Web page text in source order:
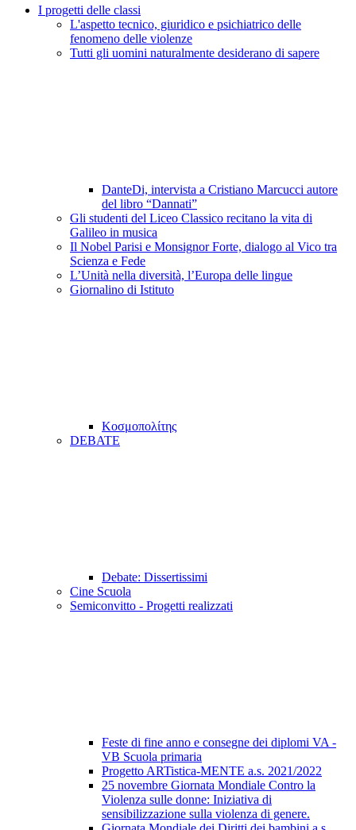
I progetti delle classi
L'aspetto tecnico, giuridico e psichiatrico delle
fenomeno delle violenze
Tutti gli uomini naturalmente desiderano di sapere
DanteDi, intervista a Cristiano Marcucci autore
del libro “Dannati”
Gli studenti del Liceo Classico recitano la vita di
Galileo in musica
Il Nobel Parisi e Monsignor Forte, dialogo al Vico tra
Scienza e Fede
L’Unità nella diversità, l’Europa delle lingue
Giornalino di Istituto
Κοσμοπολίτης
DEBATE
Debate: Dissertissimi
Cine Scuola
Semiconvitto - Progetti realizzati
Feste di fine anno e consegne dei diplomi VA -
VB Scuola primaria
Progetto ARTistica-MENTE a.s. 2021/2022
25 novembre Giornata Mondiale Contro la
Violenza sulle donne: Iniziativa di
sensibilizzazione sulla violenza di genere.